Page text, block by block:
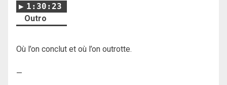
1:30:23
Outro
Où l’on conclut et où l’on outrotte.
—